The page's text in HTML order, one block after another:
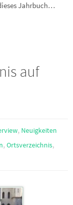
Jahrbuch…
auf
, Neuigkeiten
,Ortsverzeichnis,